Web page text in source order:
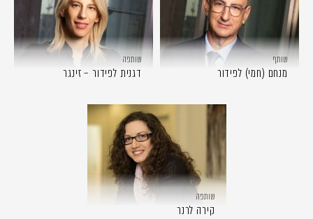
שותף
מנחם (חמי) לפידור
שותפה
דגנית לפידור – זינגר
שותפה
קירה לרנר